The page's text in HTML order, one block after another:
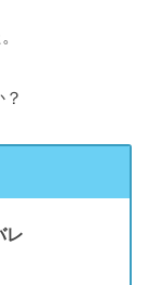
レ